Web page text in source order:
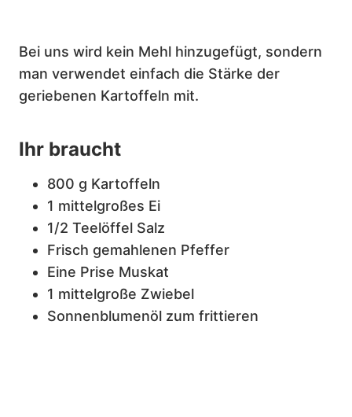
Bei uns wird kein Mehl hinzugefügt, sondern
man verwendet einfach die Stärke der
geriebenen Kartoffeln mit.
Ihr braucht
800 g Kartoffeln
1 mittelgroßes Ei
1/2 Teelöffel Salz
Frisch gemahlenen Pfeffer
Eine Prise Muskat
1 mittelgroße Zwiebel
Sonnenblumenöl zum frittieren